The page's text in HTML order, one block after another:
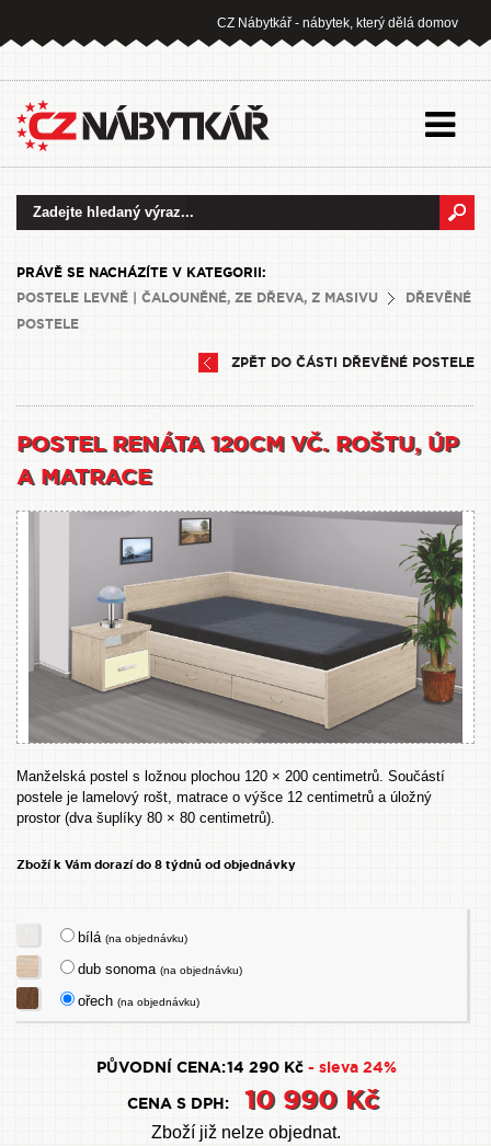
CZ Nábytkář - nábytek, který dělá domov
PRÁVĚ SE NACHÁZÍTE V KATEGORII:
POSTELE LEVNĚ | ČALOUNĚNÉ, ZE DŘEVA, Z MASIVU
DŘEVĚNÉ
POSTELE
ZPĚT DO ČÁSTI DŘEVĚNÉ POSTELE
POSTEL RENÁTA 120CM VČ. ROŠTU, ÚP
A MATRACE
Manželská postel s ložnou plochou 120 × 200 centimetrů. Součástí
postele je lamelový rošt, matrace o výšce 12 centimetrů a úložný
prostor (dva šuplíky 80 × 80 centimetrů).
Zboží k Vám dorazí do 8 týdnů od objednávky
bílá(na objednávku)
dub sonoma(na objednávku)
ořech(na objednávku)
PŮVODNÍ CENA:14 290 Kč - sleva 24%
CENA S DPH:
10 990 Kč
Zboží již nelze objednat.